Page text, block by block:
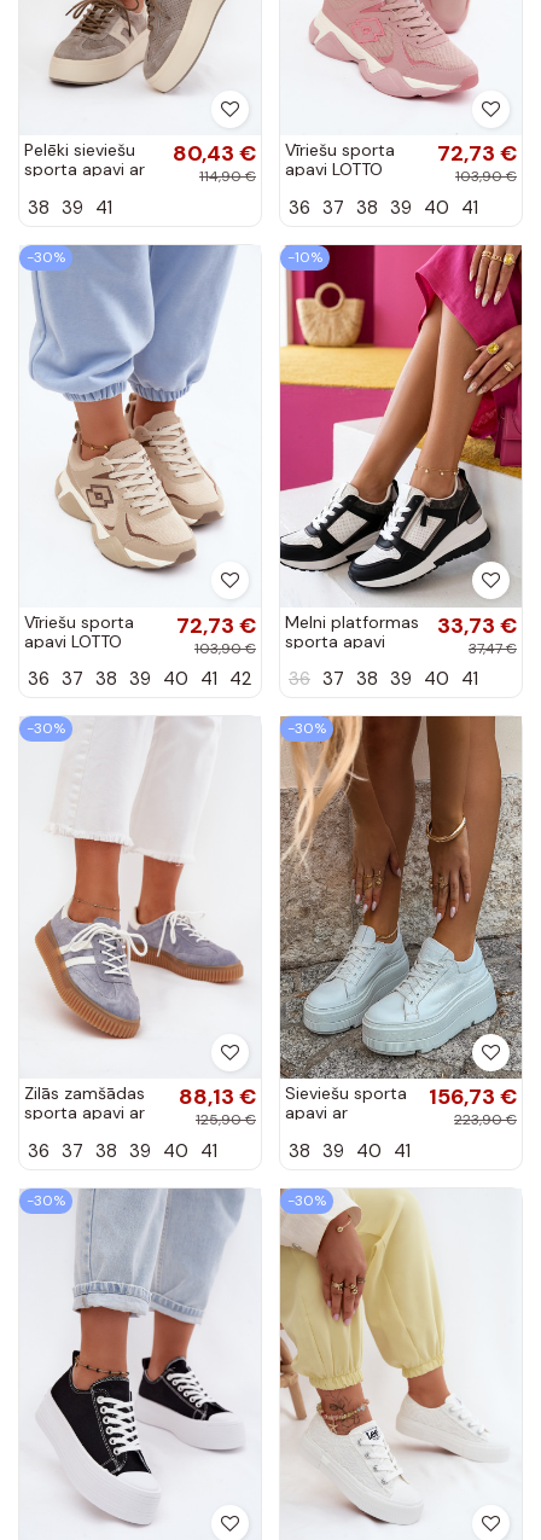
Pelēki sieviešu
sporta apavi ar
perforāciju
80,43 €
114,90 €
38 39 41
Vīriešu sporta
apavi LOTTO
rozā krāsā
72,73 €
103,90 €
36 37 38 39 40 41
-30%
Vīriešu sporta
apavi LOTTO
smilšu krāsā
72,73 €
103,90 €
36 37 38 39 40 41 42
-10%
Melni platformas
sporta apavi
33,73 €
37,47 €
36 37 38 39 40 41
-30%
Zilās zamšādas
sporta apavi ar
turirisae
88,13 €
125,90 €
36 37 38 39 40 41
-30%
Sieviešu sporta
apavi ar
krāsā Zazoo
156,73 €
223,90 €
38 39 40 41
-30% -30%